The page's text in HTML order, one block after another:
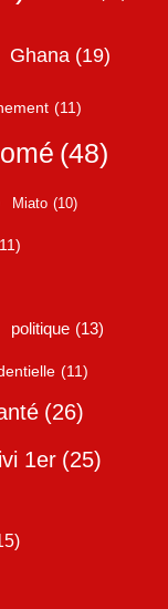
Ghana (19)
(11)
(48)
Miato (10)
politique (13)
(11)
(26)
1er (25)